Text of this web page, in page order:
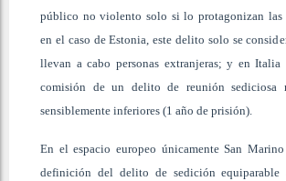
público no violento solo si lo protagonizan las
en el caso de Estonia, este delito solo se
llevan a cabo personas extranjeras; y en Italia
comisión de un delito de reunión sediciosa
sensiblemente inferiores (1 año de prisión).
En el espacio europeo únicamente San
definición del delito de sedición